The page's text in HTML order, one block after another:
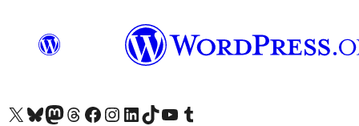
Das X-Konto (früher Twitter) von WordPress.org besuchen
Das Bluesky-Konto von WordPress.org besuchen
Das Mastodon-Konto von WordPress.org besuchen
Das Threads-Konto von WordPress.org besuchen
Die Facebook-Seite von WordPress.org besuchen
Das Instagram-Konto von WordPress.org besuchen
Das LinkedIn-Konto von WordPress.org besuchen
Das TikTok-Konto von WordPress.org besuchen
Den YouTube-Kanal von WordPress.org besuchen
Das Tumblr-Konto von WordPress.org besuchen